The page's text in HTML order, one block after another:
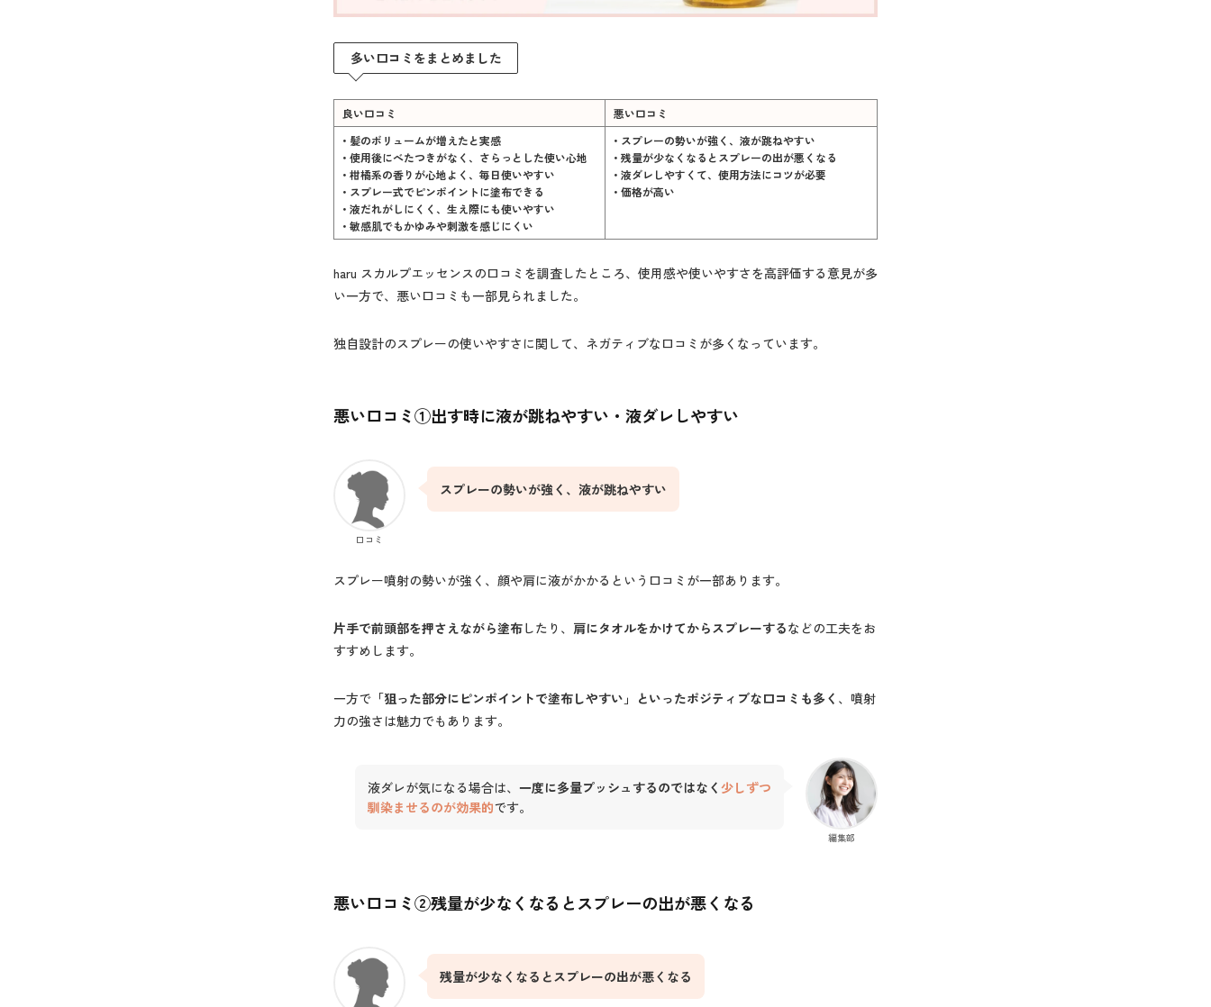
多い口コミをまとめました
良い口コミ
悪い口コミ
• 髪のボリュームが増えたと実感
• 使用後にべたつきがなく、さらっとした使い心地
• 柑橘系の香りが心地よく、毎日使いやすい
• スプレー式でピンポイントに塗布できる
• 液だれがしにくく、生え際にも使いやすい
• 敏感肌でもかゆみや刺激を感じにくい
• スプレーの勢いが強く、液が跳ねやすい
• 残量が少なくなるとスプレーの出が悪くなる
• 液ダレしやすくて、使用方法にコツが必要
• 価格が高い
haru スカルプエッセンスの口コミを調査したところ、使用感や使いやすさを高評価する意見が多
い一方で、悪い口コミも一部見られました。
独自設計のスプレーの使いやすさに関して、ネガティブな口コミが多くなっています。
悪い口コミ①出す時に液が跳ねやすい・ 液ダレしやすい
口コミ
スプレーの勢いが強く、液が跳ねやすい
スプレー噴射の勢いが強く、顔や肩に液がかかるという口コミが一部あります。
片手で前頭部を押さえながら塗布したり、 肩にタオルをかけてからスプレーするなどの工夫をお
すすめします。
一方で 「狙った部分にピンポイントで塗布しやすい」といったポジティブな口コミも多く 、噴射
力の強さは魅力でもあります。
編集部
液ダレが気になる場合は、 一度に多量プッシュするのではなく 少しずつ
馴染ませるのが効果的です。
悪い口コミ②残量が少なくなるとスプレーの出が悪くなる
残量が少なくなるとスプレーの出が悪くなる